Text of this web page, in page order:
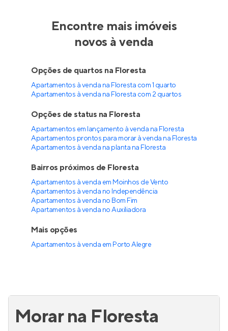
Soffio
Lançamento na Bela Vista,Porto Alegre
214 e 404 m²
3
3
Venda a partir de
R$ 4.449.789
3
2 e 3